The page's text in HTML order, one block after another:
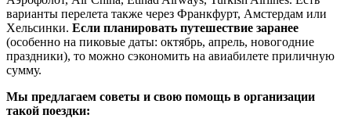
варианты перелета также через Франкфурт, Амстердам или
Хельсинки. Если планировать путешествие заранее
(особенно на пиковые даты: октябрь, апрель, новогодние
праздники), то можно сэкономить на авиабилете приличную
сумму.
Мы предлагаем советы и свою помощь в организации
такой поездки: